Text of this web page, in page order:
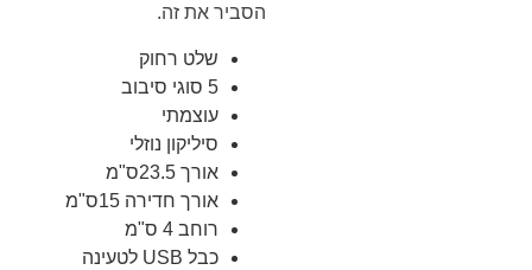
הסביר את זה.
שלט רחוק
5 סוגי סיבוב
עוצמתי
סיליקון נוזלי
אורך 23.5ס"מ
אורך חדירה 15ס"מ
רוחב 4 ס"מ
כבל USB לטעינה